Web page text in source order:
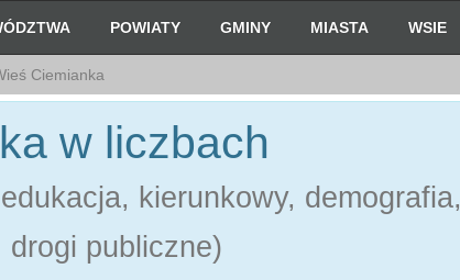
POWIATY GMINY MIASTA WSIE
Ciemianka
w liczbach
kierunkowy, demografia,
publiczne)